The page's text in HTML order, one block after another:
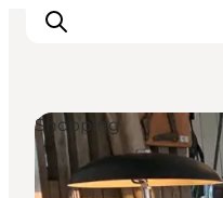
Inspiration
Shopping